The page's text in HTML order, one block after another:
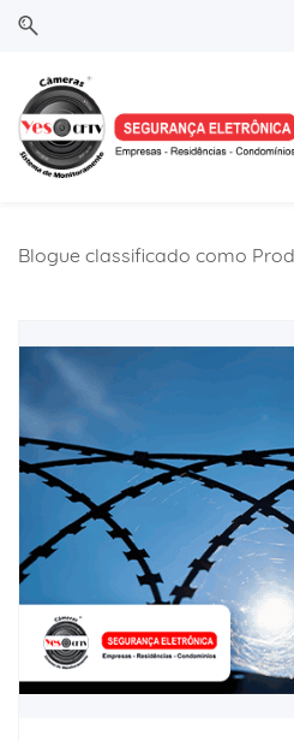
Skip
search
Skip
main
content
Blogue classificado como